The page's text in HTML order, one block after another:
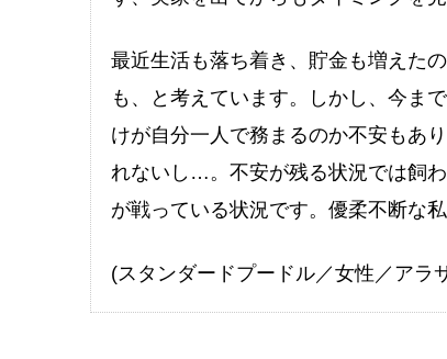
最近生活も落ち着き、貯金も増えた
も、と考えています。しかし、今ま
けが自分一人で務まるのか不安もあ
れないし…。不安が残る状況では飼
が戦っている状況です。優柔不断な
(スタンダードプードル／女性／アラ